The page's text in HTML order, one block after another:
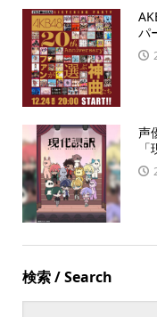
パ
声
検索 / Search